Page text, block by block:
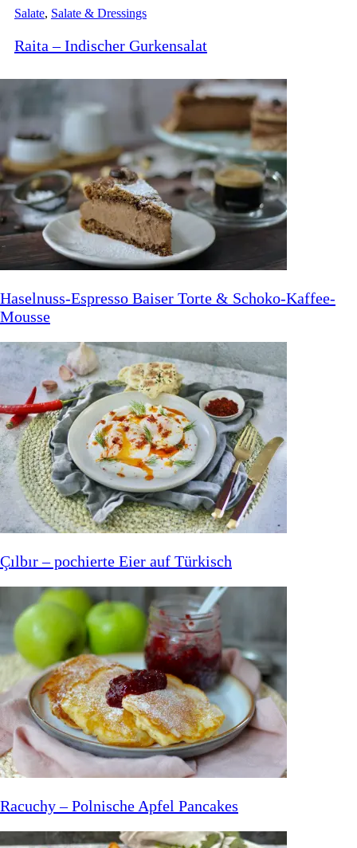
Salate, Salate & Dressings
Raita – Indischer Gurkensalat
Haselnuss-Espresso Baiser Torte & Schoko-Kaffee-
Mousse
Çılbır – pochierte Eier auf Türkisch
Racuchy – Polnische Apfel Pancakes